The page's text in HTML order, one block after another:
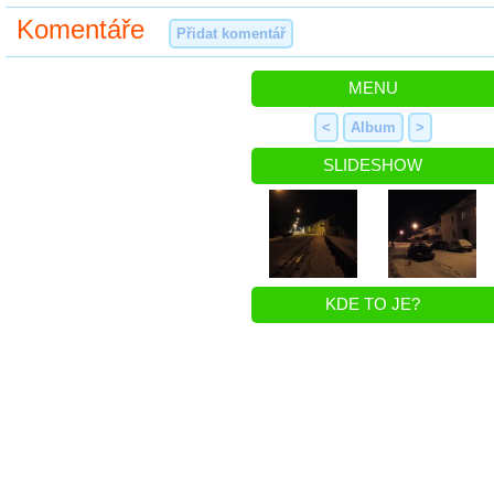
Komentáře Přidat komentář
MENU
< Album >
SLIDESHOW
KDE TO JE?